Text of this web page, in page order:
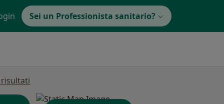
Sei un Professionista sanitario?